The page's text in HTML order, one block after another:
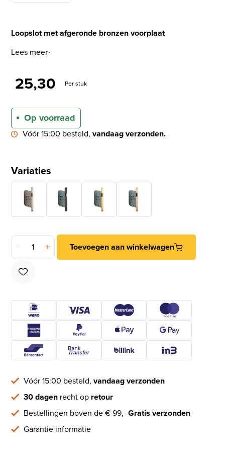
Loopslot met afgeronde bronzen voorplaat
Lees meer
25,30 Per stuk
Op voorraad
Vóór 15:00 besteld,vandaag verzonden.
Variaties
Loopslot met afgeronde bronzen voorplaat aantal
Toevoegen aan winkelwagen
Vóór 15:00 besteld,vandaag verzonden
30 dagen recht op retour
Bestellingen boven de € 99,-Gratis verzonden
Garantie informatie